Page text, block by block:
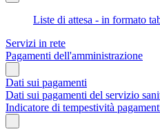
Liste di attesa - in formato
Servizi in rete
Pagamenti dell'amministrazione
Dati sui pagamenti
Dati sui pagamenti del servizio
Indicatore di tempestività